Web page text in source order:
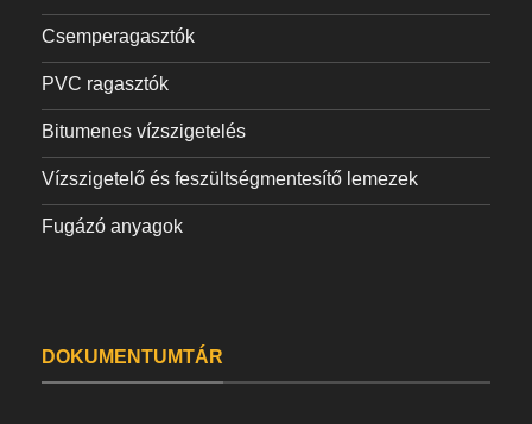
Csemperagasztók
PVC ragasztók
Bitumenes vízszigetelés
Vízszigetelő és feszültségmentesítő lemezek
Fugázó anyagok
DOKUMENTUMTÁR